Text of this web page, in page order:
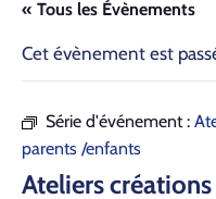
Contact
« Tous les Évènements
Cet évènement est
Série d'événement :
parents /enfants
Ateliers